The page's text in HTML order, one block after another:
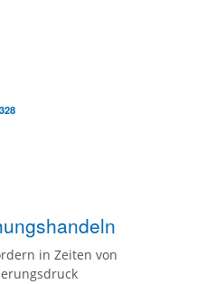
in Zeiten von